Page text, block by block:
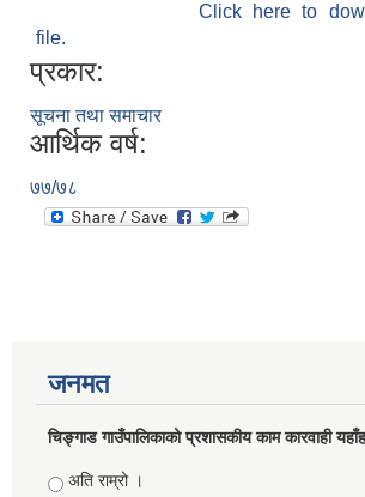
Click here to
file.
प्रकार:
सूचना तथा समाचार
आर्थिक वर्ष:
७७/७८
जनमत
चिङ्गाड गाउँपालिकाको प्रशासकीय काम कारवाही
Choices
अति राम्रो ।